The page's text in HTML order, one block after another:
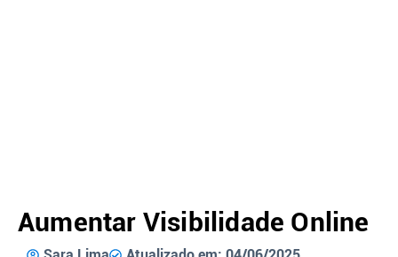
Aumentar Visibilidade Online